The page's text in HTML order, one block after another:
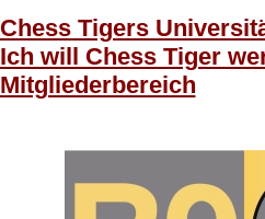
Chess Tigers
Ich will Chess Tiger
Mitgliederbereich